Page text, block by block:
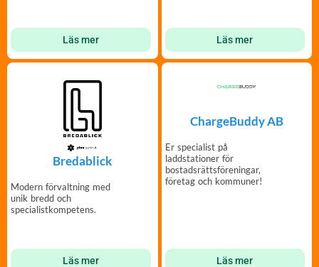
Läs mer Läs mer
Bredablick
Modern förvaltning med
unik bredd och
specialistkompetens.
Läs mer
ChargeBuddy AB
Er specialist på
laddstationer för
bostadsrättsföreningar,
företag och kommuner!
Läs mer